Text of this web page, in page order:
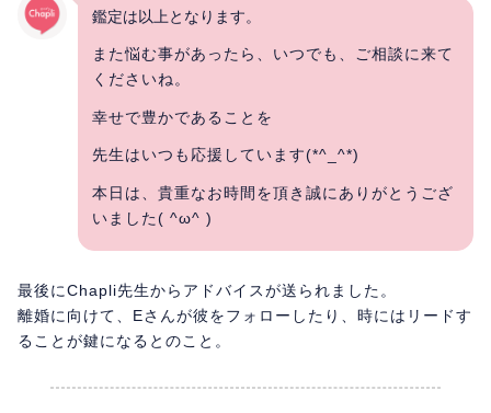
鑑定は以上となります。
また悩む事があったら、いつでも、ご相談に来て
くださいね。
幸せで豊かであることを
先生はいつも応援しています(*^_^*)
本日は、貴重なお時間を頂き誠にありがとうござ
いました( ^ω^ )
最後にChapli先生からアドバイスが送られました。
離婚に向けて、Eさんが彼をフォローしたり、時にはリードす
ることが鍵になるとのこと。